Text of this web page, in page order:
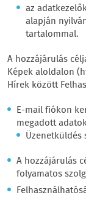
az
alapján
tartalommal.
A hozzájárulás
Képek aloldalon
Hírek között
E-mail fiókon
megadott
A hozzájárulás
folyamatos